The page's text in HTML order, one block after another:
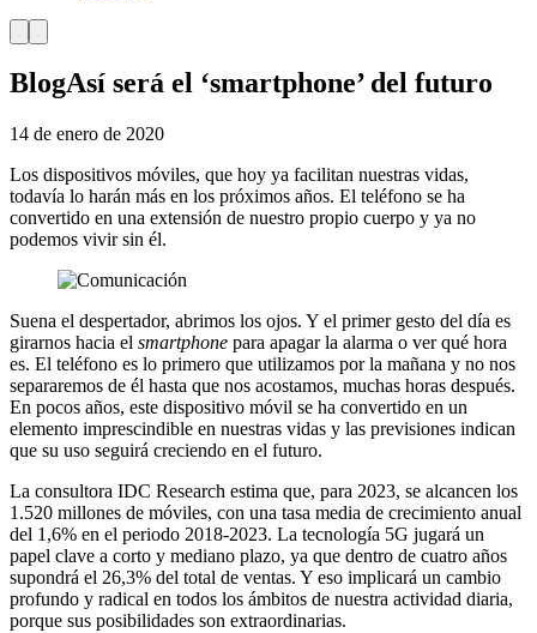
BlogAsí será el ‘smartphone’ del futuro
14 de enero de 2020
Los dispositivos móviles, que hoy ya facilitan nuestras vidas,
todavía lo harán más en los próximos años. El teléfono se ha
convertido en una extensión de nuestro propio cuerpo y ya no
podemos vivir sin él.
Suena el despertador, abrimos los ojos. Y el primer gesto del día es
girarnos hacia el smartphone para apagar la alarma o ver qué hora
es. El teléfono es lo primero que utilizamos por la mañana y no nos
separaremos de él hasta que nos acostamos, muchas horas después.
En pocos años, este dispositivo móvil se ha convertido en un
elemento imprescindible en nuestras vidas y las previsiones indican
que su uso seguirá creciendo en el futuro.
La consultora IDC Research estima que, para 2023, se alcancen los
1.520 millones de móviles, con una tasa media de crecimiento anual
del 1,6% en el periodo 2018-2023. La tecnología 5G jugará un
papel clave a corto y mediano plazo, ya que dentro de cuatro años
supondrá el 26,3% del total de ventas. Y eso implicará un cambio
profundo y radical en todos los ámbitos de nuestra actividad diaria,
porque sus posibilidades son extraordinarias.